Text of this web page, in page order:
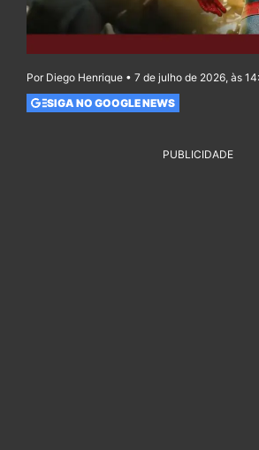
Por Diego Henrique • 7 de julho de 2026, às
SIGA NO GOOGLE NEWS
PUBLICIDADE